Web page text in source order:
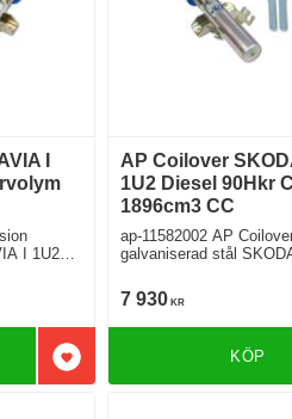
I
Lägg till i favoriter
AP Coilover
1U2 Diesel 90Hkr
1896cm3 CC
ap-11582002 AP
galvaniserad stål SKODA
7 930 KR
KÖP